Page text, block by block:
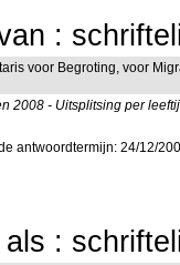
:
voor Begroting, voor
2008 - Uitsplitsing per
antwoordtermijn: 24/12/
als :